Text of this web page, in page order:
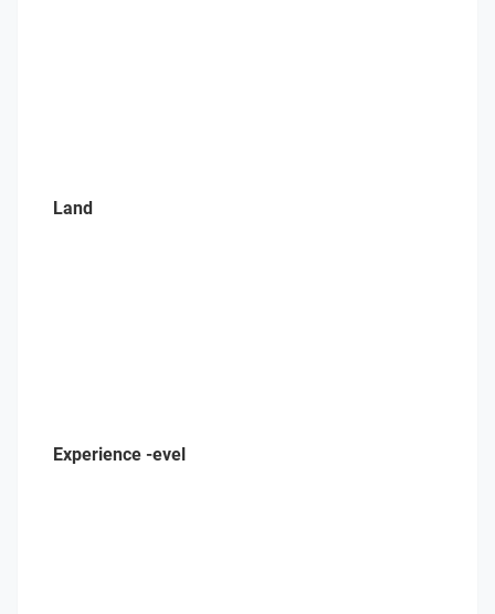
Land
Experience -evel